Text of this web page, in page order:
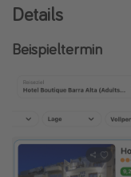
Details
Beispieltermin